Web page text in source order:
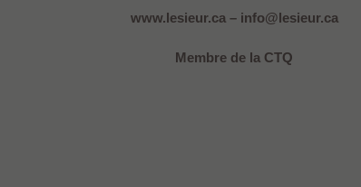
www.lesieur.ca – info@lesieur.ca
Membre de la CTQ